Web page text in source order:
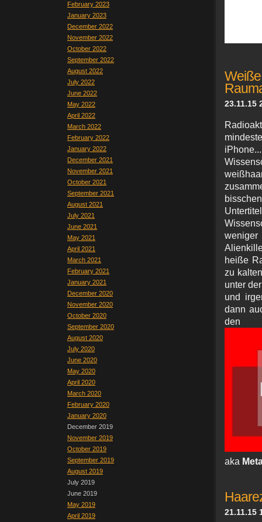
February 2023
January 2023
December 2022
November 2022
October 2022
September 2022
August 2022
July 2022
June 2022
May 2022
April 2022
March 2022
February 2022
January 2022
December 2021
November 2021
October 2021
September 2021
August 2021
July 2021
June 2021
May 2021
April 2021
March 2021
February 2021
January 2021
December 2020
November 2020
October 2020
September 2020
August 2020
July 2020
June 2020
May 2020
April 2020
March 2020
February 2020
January 2020
December 2019
November 2019
October 2019
September 2019
August 2019
July 2019
June 2019
May 2019
April 2019
23.11.15
heiße
zu
unter
und
dann
den
aka
21.11.15